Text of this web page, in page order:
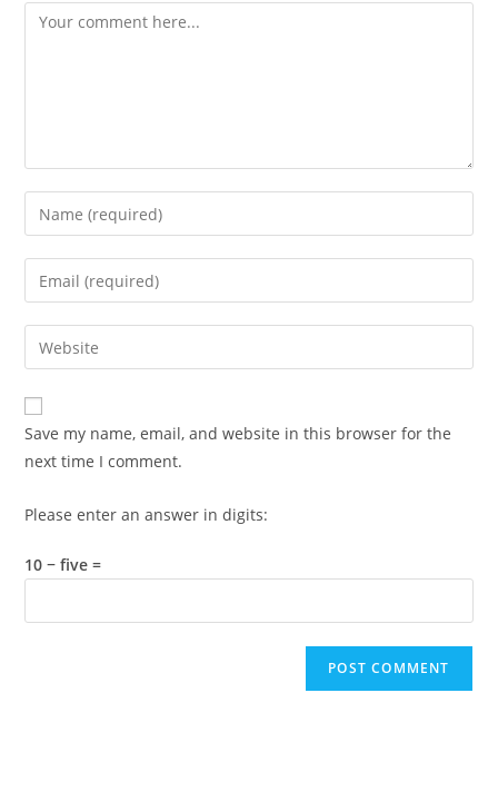
Comment
Enter
your
name
comment
Enter
your
email
address
comment
Enter
your
website
URL
(optional)
Save my name, email, and website in this browser for the
next time I comment.
Please enter an answer in digits:
10 − five =